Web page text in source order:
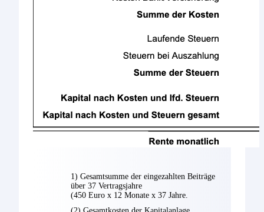
1) Gesamtsumme der eingezahlten Beiträge
über 37 Vertragsjahre
(450 Euro x 12 Monate x 37 Jahre.